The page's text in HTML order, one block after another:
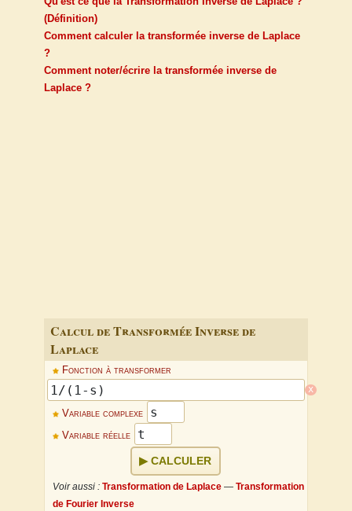
(Définition)
Comment calculer la transformée inverse de Laplace
?
Comment noter/écrire la transformée inverse de
Laplace ?
Calcul de Transformée Inverse de
Laplace
Fonction à transformer
x
Variable complexe
Variable réelle
CALCULER
Voir aussi : Transformation de Laplace —Transformation
de Fourier Inverse